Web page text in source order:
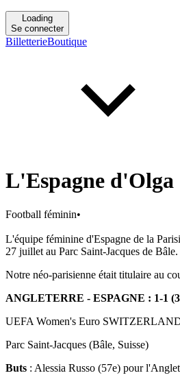
Loading
Se connecter
BilletterieBoutique
L'Espagne
Football féminin•
L'équipe féminine d'Espagne de la
27 juillet au Parc Saint-Jacques de Bâle.
Notre néo-parisienne était titulaire au
ANGLETERRE - ESPAGNE : 1-1
UEFA Women's Euro
Parc Saint-Jacques (Bâle, Suisse)
Buts : Alessia Russo (57e) pour